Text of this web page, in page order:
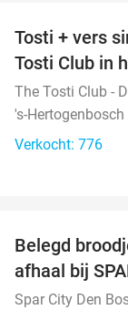
Tosti + vers
Tosti Club in
The Tosti Club -
's-Hertogenbosch
Verkocht: 776
Belegd
afhaal bij
Spar City Den